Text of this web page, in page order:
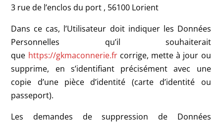
3 rue de l’enclos du port , 56100 Lorient
Dans ce cas, l’Utilisateur doit indiquer les Données
Personnelles qu’il souhaiterait
que https://gkmaconnerie.fr corrige, mette à jour ou
supprime, en s’identifiant précisément avec une
copie d’une pièce d’identité (carte d’identité ou
passeport).
Les demandes de suppression de Données